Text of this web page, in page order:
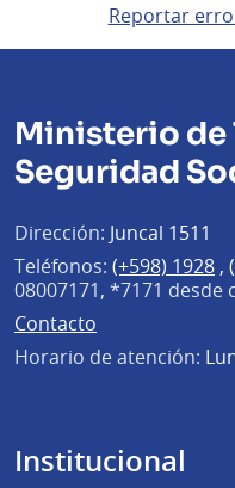
Reportar
Ministerio de
Seguridad
Dirección: Juncal 1511
Teléfonos: (+598) 1928 ,
08007171, *7171 desde
Contacto
Horario de atención:
Institucional